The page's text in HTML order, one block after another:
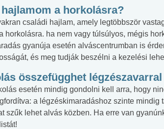
hajlamom a horkolásra?
családi hajlam, amely legtöbbször
horkolásra. ha nem vagy túlsúlyos, mégis
gyanúja esetén alváscentrumban is
és meg tudják beszélni a kezelési
összefügghet
esetén mindig gondolni kell arra, hogy
a légzéskimaradáshoz szinte mindig
szűk lehet alvás közben. Ha erre van